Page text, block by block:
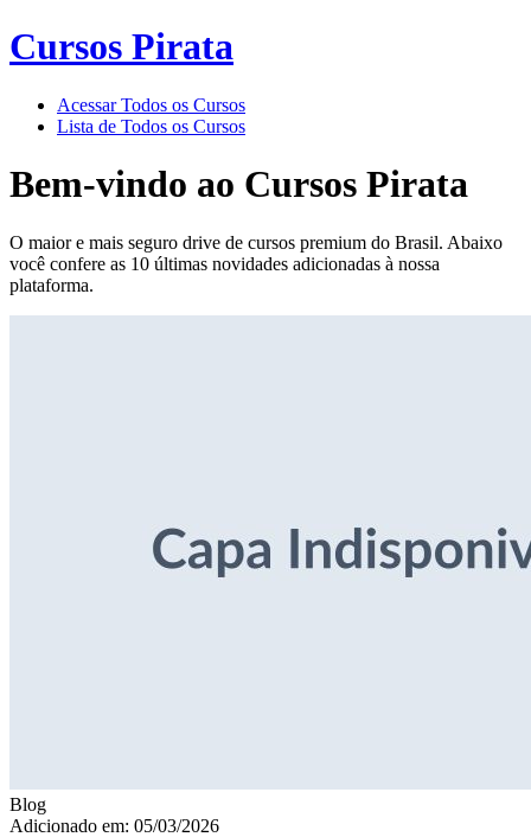
Cursos Pirata
Acessar Todos os Cursos
Lista de Todos os Cursos
Bem-vindo ao Cursos Pirata
O maior e mais seguro drive de cursos premium do Brasil. Abaixo
você confere as 10 últimas novidades adicionadas à nossa
plataforma.
Blog
Adicionado em: 05/03/2026